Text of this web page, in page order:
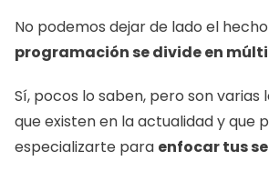
programación se divide en
Sí, pocos lo saben, pero son varias
que existen en la actualidad y que
especializarte para enfocar tus